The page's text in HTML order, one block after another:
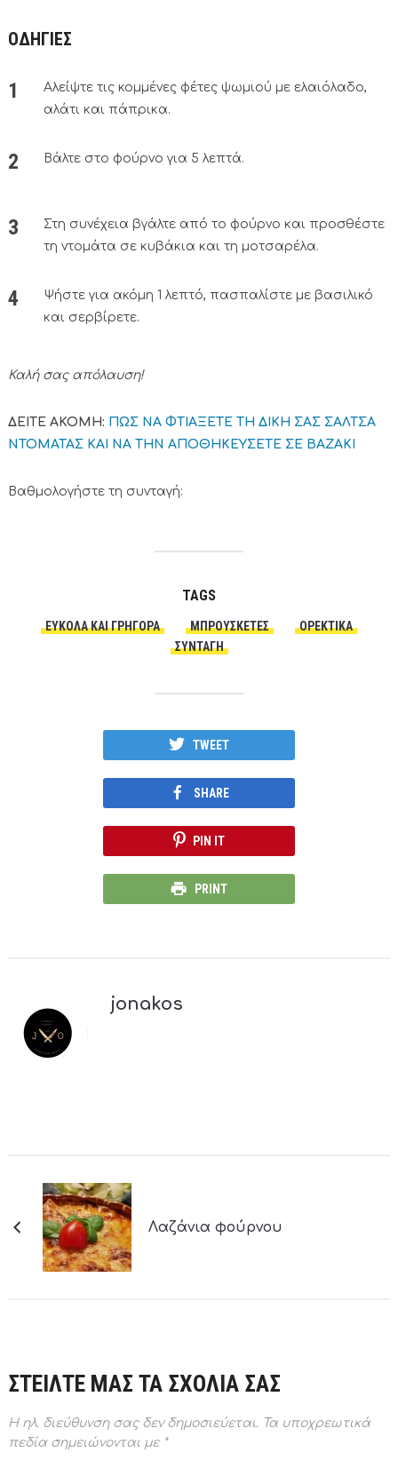
ΟΔΗΓΙΕΣ
Αλείψτε τις κομμένες φέτες ψωμιού με ελαιόλαδο,
αλάτι και πάπρικα.
Βάλτε στο φούρνο για 5 λεπτά.
Στη συνέχεια βγάλτε από το φούρνο και προσθέστε
τη ντομάτα σε κυβάκια και τη μοτσαρέλα.
Ψήστε για ακόμη 1 λεπτό, πασπαλίστε με βασιλικό
και σερβίρετε.
Καλή σας απόλαυση!
ΔΕΙΤΕ ΑΚΟΜΗ: ΠΩΣ ΝΑ ΦΤΙΑΞΕΤΕ ΤΗ ΔΙΚΗ ΣΑΣ ΣΑΛΤΣΑ
ΝΤΟΜΑΤΑΣ ΚΑΙ ΝΑ ΤΗΝ ΑΠΟΘΗΚΕΥΣΕΤΕ ΣΕ ΒΑΖΑΚΙ
Βαθμολογήστε τη συνταγή:
TAGS
ΕΎΚΟΛΑ ΚΑΙ ΓΡΉΓΟΡΑ ΜΠΡΟΥΣΚΈΤΕΣ
ΟΡΕΚΤΙΚΆ
ΣΥΝΤΑΓΗ
TWEET
SHARE
PIN IT
PRINT
jonakos
Λαζάνια φούρνου
ΣΤΕΙΛΤΕ ΜΑΣ ΤΑ ΣΧΟΛΙΑ ΣΑΣ
Η ηλ. διεύθυνση σας δεν δημοσιεύεται.Τα υποχρεωτικά
πεδία σημειώνονται με *